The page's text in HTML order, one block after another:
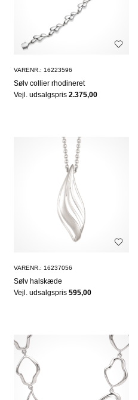
VARENR.: 16223596
Sølv collier rhodineret
Vejl. udsalgspris 2.375,00
VARENR.: 16237056
Sølv halskæde
Vejl. udsalgspris 595,00